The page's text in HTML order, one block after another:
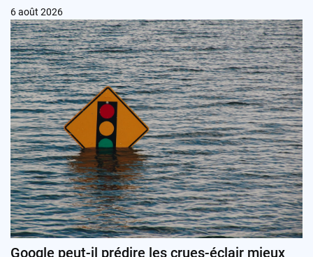
6 août 2026
Google peut-il prédire les crues-éclair mieux